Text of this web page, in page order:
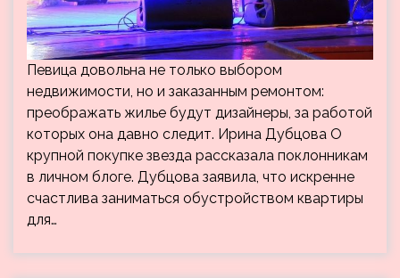
Певица довольна не только выбором
недвижимости, но и заказанным ремонтом:
преображать жилье будут дизайнеры, за работой
которых она давно следит. Ирина Дубцова О
крупной покупке звезда рассказала поклонникам
в личном блоге. Дубцова заявила, что искренне
счастлива заниматься обустройством квартиры
для…